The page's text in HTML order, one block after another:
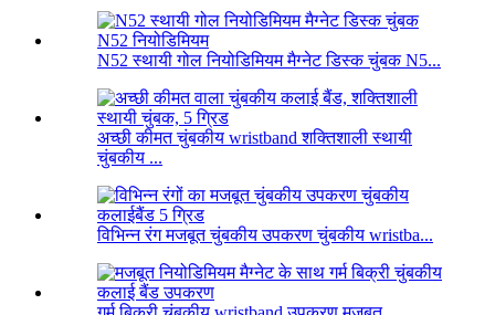
N52 स्थायी गोल नियोडिमियम मैग्नेट डिस्क चुंबक N5...
अच्छी कीमत चुंबकीय wristband शक्तिशाली स्थायी
चुंबकीय ...
विभिन्न रंग मजबूत चुंबकीय उपकरण चुंबकीय wristba...